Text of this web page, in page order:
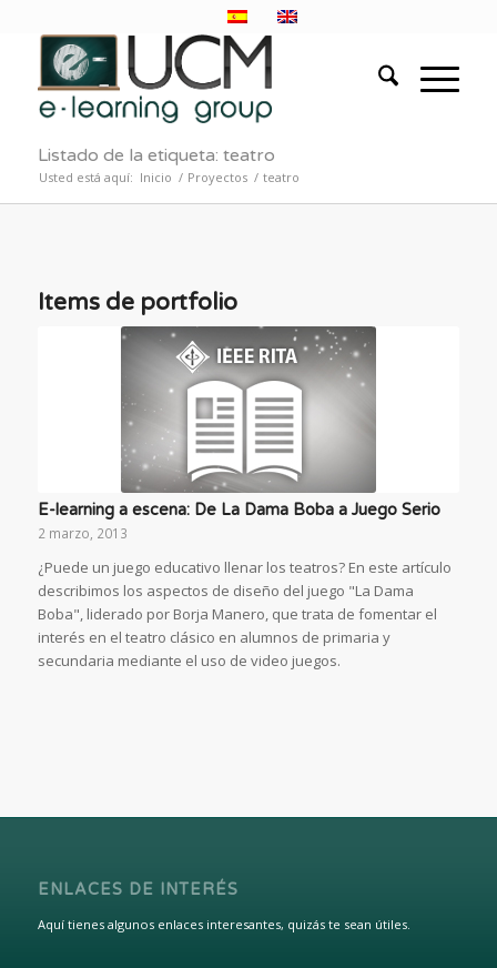
Listado de la etiqueta: teatro
Usted está aquí: Inicio / Proyectos / teatro
Items de portfolio
E-learning a escena: De La Dama Boba a Juego Serio
2 marzo, 2013
¿Puede un juego educativo llenar los teatros? En este artículo
describimos los aspectos de diseño del juego "La Dama
Boba", liderado por Borja Manero, que trata de fomentar el
interés en el teatro clásico en alumnos de primaria y
secundaria mediante el uso de video juegos.
ENLACES DE INTERÉS
Aquí tienes algunos enlaces interesantes, quizás te sean útiles.